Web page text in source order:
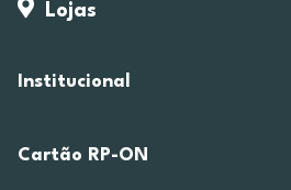
Lojas
Institucional
Cartão RP-ON